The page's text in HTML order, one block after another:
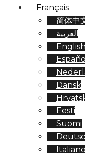
Français
简体中
العربية
English
Español
Dansk
Eesti
Suomi
Italiano